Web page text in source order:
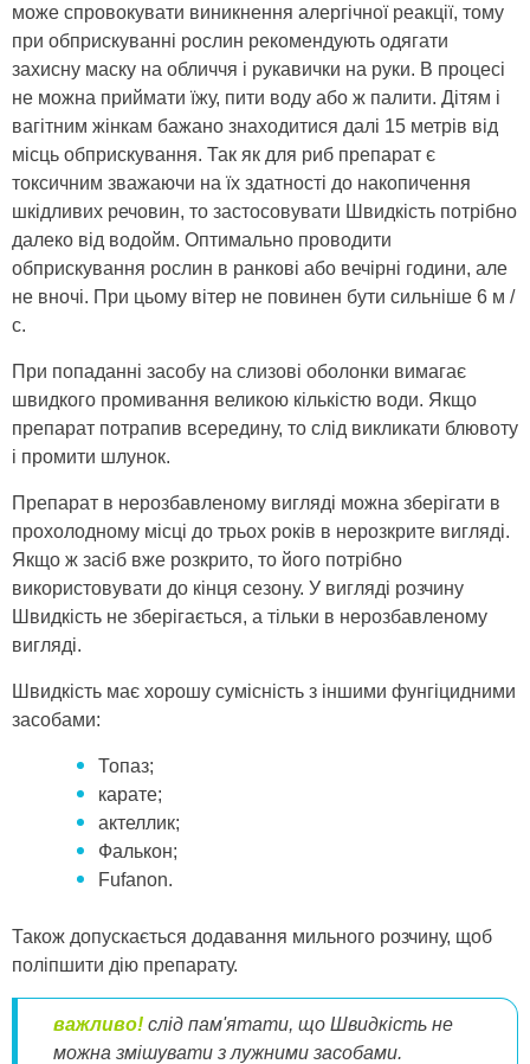
може спровокувати виникнення алергічної реакції, тому
при обприскуванні рослин рекомендують одягати
захисну маску на обличчя і рукавички на руки. В процесі
не можна приймати їжу, пити воду або ж палити. Дітям і
вагітним жінкам бажано знаходитися далі 15 метрів від
місць обприскування. Так як для риб препарат є
токсичним зважаючи на їх здатності до накопичення
шкідливих речовин, то застосовувати Швидкість потрібно
далеко від водойм. Оптимально проводити
обприскування рослин в ранкові або вечірні години, але
не вночі. При цьому вітер не повинен бути сильніше 6 м /
с.
При попаданні засобу на слизові оболонки вимагає
швидкого промивання великою кількістю води. Якщо
препарат потрапив всередину, то слід викликати блювоту
і промити шлунок.
Препарат в нерозбавленому вигляді можна зберігати в
прохолодному місці до трьох років в нерозкрите вигляді.
Якщо ж засіб вже розкрито, то його потрібно
використовувати до кінця сезону. У вигляді розчину
Швидкість не зберігається, а тільки в нерозбавленому
вигляді.
Швидкість має хорошу сумісність з іншими фунгіцидними
засобами:
Топаз;
карате;
актеллик;
Фалькон;
Fufanon.
Також допускається додавання мильного розчину, щоб
поліпшити дію препарату.
важливо! слід пам'ятати, що Швидкість не
можна змішувати з лужними засобами.